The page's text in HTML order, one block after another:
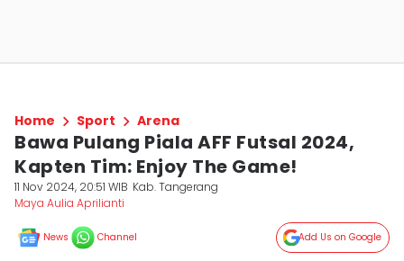
Home Sport Arena
Bawa Pulang Piala AFF Futsal 2024,
Kapten Tim: Enjoy The Game!
11 Nov 2024, 20:51 WIB Kab. Tangerang
Maya Aulia Aprilianti
News Channel Add Us on Google